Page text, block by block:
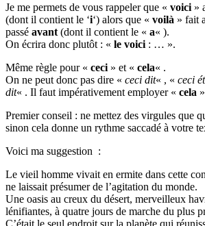
Je me permets de vous rappeler que « voici »
(dont il contient le ‘i‘) alors que « voilà » fait
passé avant (dont il contient le « a« ).
On écrira donc plutôt : « le voici : … ».
Même règle pour « ceci » et « cela« .
On ne peut donc pas dire « ceci dit« , « ceci
dit« . Il faut impérativement employer « cela
Premier conseil : ne mettez des virgules que
sinon cela donne un rythme saccadé à votre
Voici ma suggestion :
Le vieil homme vivait en ermite dans cette
ne laissait présumer de l’agitation du monde.
Une oasis au creux du désert, merveilleux
lénifiantes, à quatre jours de marche du plus
C’était le seul endroit sur la planète qui